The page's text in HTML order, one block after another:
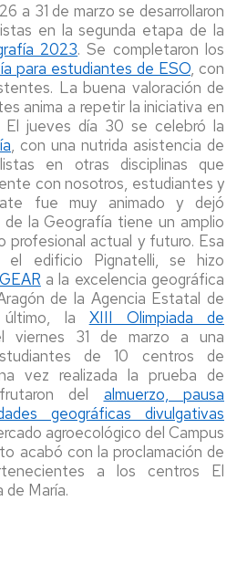
a 31 de marzo se desarrollaron
en la segunda etapa de la
2023. Se completaron los
para estudiantes de ESO, con
La buena valoración de
anima a repetir la iniciativa en
El jueves día 30 se celebró la
, con una nutrida asistencia de
en otras disciplinas que
con nosotros, estudiantes y
fue muy animado y dejó
la Geografía tiene un amplio
profesional actual y futuro. Esa
el edificio Pignatelli, se hizo
a la excelencia geográfica
de la Agencia Estatal de
último, la XIII Olimpiada de
viernes 31 de marzo a una
de 10 centros de
vez realizada la prueba de
del almuerzo, pausa
geográficas divulgativas
agroecológico del Campus
acabó con la proclamación de
a los centros El
de María.